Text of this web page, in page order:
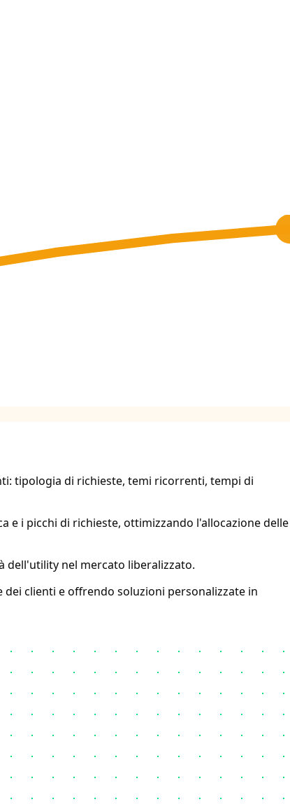
tipologia di richieste, temi ricorrenti, tempi di
e i picchi di richieste, ottimizzando l'allocazione delle
dell'utility nel mercato liberalizzato.
clienti e offrendo soluzioni personalizzate in